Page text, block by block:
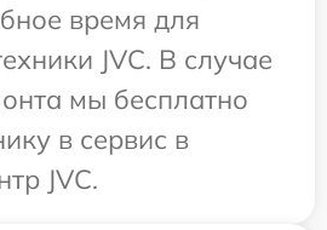
время для
JVC. В случае
мы бесплатно
в сервис в
JVC.